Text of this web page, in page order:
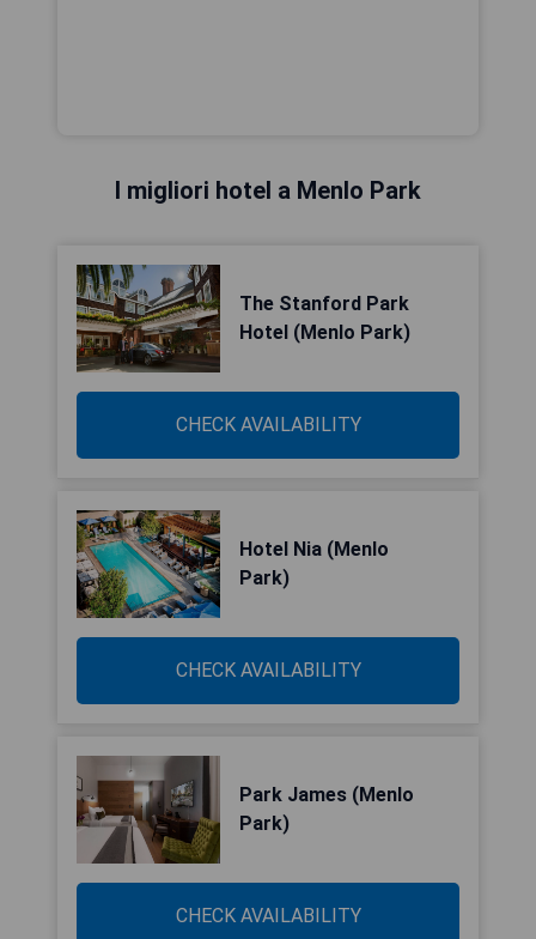
I migliori hotel a Menlo Park
The Stanford Park
Hotel (Menlo Park)
CHECK AVAILABILITY
Hotel Nia (Menlo
Park)
CHECK AVAILABILITY
Park James (Menlo
Park)
CHECK AVAILABILITY